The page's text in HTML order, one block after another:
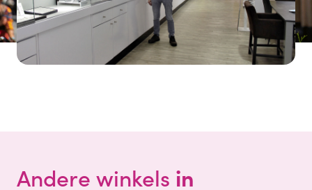
Andere winkels in